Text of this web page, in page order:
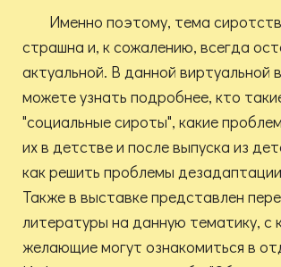
Именно поэтому, тема
страшна и, к сожалению, всегда
актуальной. В данной виртуальной
можете узнать подробнее, кто
"социальные сироты", какие
их в детстве и после выпуска из
как решить проблемы
Также в выставке представлен
литературы на данную тематику, с
желающие могут ознакомиться в